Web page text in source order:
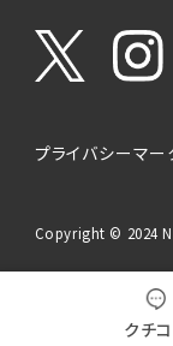
クチ
プライバシーマ
Copyright © 2024